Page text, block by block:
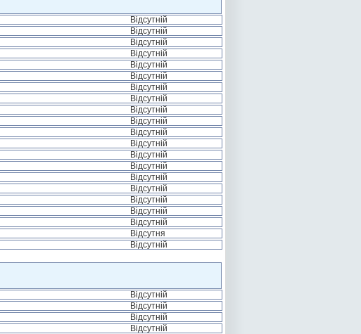
Відсутній
Відсутній
Відсутній
Відсутній
Відсутній
Відсутній
Відсутній
Відсутній
Відсутній
Відсутній
Відсутній
Відсутній
Відсутній
Відсутній
Відсутній
Відсутній
Відсутній
Відсутній
Відсутній
Відсутня
Відсутній
Відсутній
Відсутній
Відсутній
Відсутній